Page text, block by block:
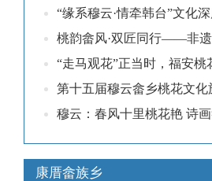
花、拍照打
村夏日风光
来这边玩
康厝畲族乡